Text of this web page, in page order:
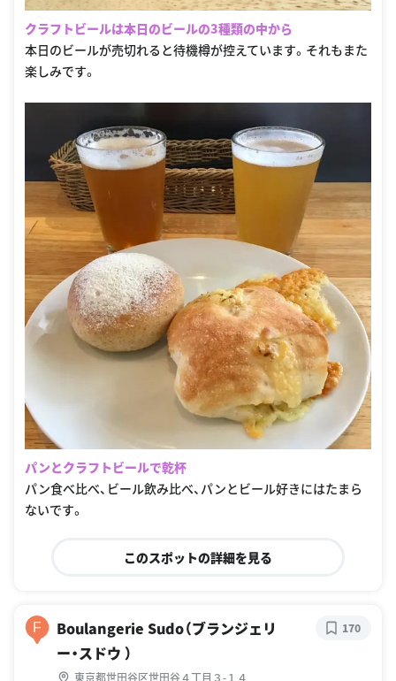
クラフトビールは本日のビールの3種類の中から
本日のビールが売切れると待機樽が控えています。それもまた
楽しみです。
パンとクラフトビールで乾杯
パン食べ比べ、ビール飲み比べ、パンとビール好きにはたまら
ないです。
このスポットの詳細を見る
F
Boulangerie Sudo（ブランジェリ
ー・スドウ ）
東京都世田谷区世田谷４丁目３-１４
170